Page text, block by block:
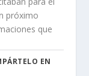
próximo
que
EN